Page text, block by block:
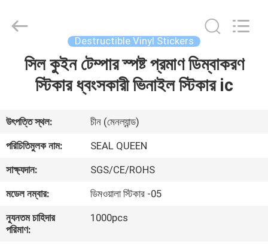
আমাদের
সম্পর্কে
কারখানা
ভ্রমণ
Material
Reserved.
Destructible Vinyl Stickers
সিল কুইন টেম্পার স্পষ্ট প্রমাণ ডিম্বাকরণ
স্টিকার ধ্বংসকারী ভিনাইল স্টিকার ic
উৎপত্তি স্থল:
চীন (মেনল্যান্ড)
পরিচিতিমুলক নাম:
SEAL QUEEN
সাক্ষ্যদান:
SGS/CE/ROHS
মডেল নম্বার:
ডিমওয়ালা স্টিকার -05
ন্যূনতম চাহিদার
পরিমাণ:
1000pcs